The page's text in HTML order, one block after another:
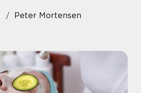
Peter Mortensen